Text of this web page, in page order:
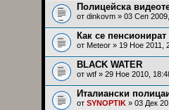
Полицейска
от dinkovm » 03 Сеп
Как се
от Meteor » 19 Ное 2011,
BLACK WATER
от wtf » 29 Ное 2010,
Италиански
от SYNOPTIK » 03 Дек